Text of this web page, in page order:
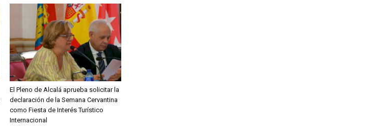
El Pleno de Alcalá aprueba solicitar la
declaración de la Semana Cervantina
como Fiesta de Interés Turístico
Internacional